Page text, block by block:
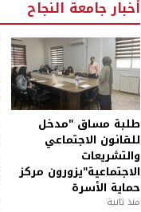
أخبار جامعة النجاح
طلبة مساق "مدخل
للقانون الاجتماعي
والتشريعات
الاجتماعية"يزورون مركز
حماية الأسرة
منذ ثانية